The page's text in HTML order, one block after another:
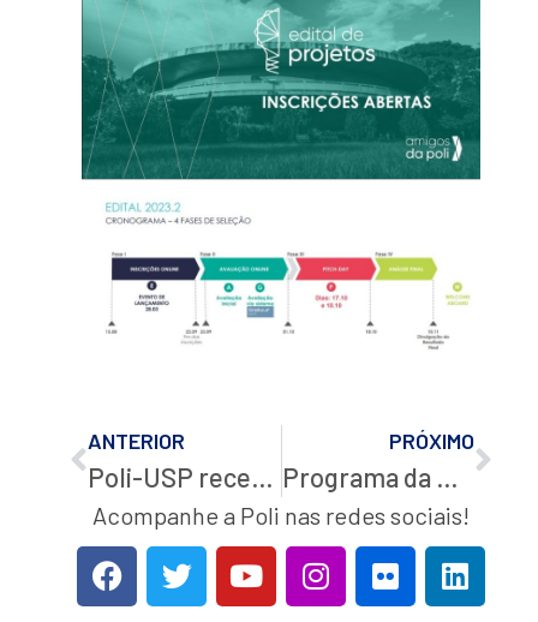
ANTERIOR
Poli-USP recebe Caminhão-escola da ArcelorMittal nesta quinta-feira, 31 de agosto de 2023
PRÓXIMO
Programa da Unesco de Design Pedagógico e Educação para o Desenvolvimento Sustentável recebe inscrições de professores do ensino superior até o dia 18/9
Acompanhe a Poli nas redes sociais!